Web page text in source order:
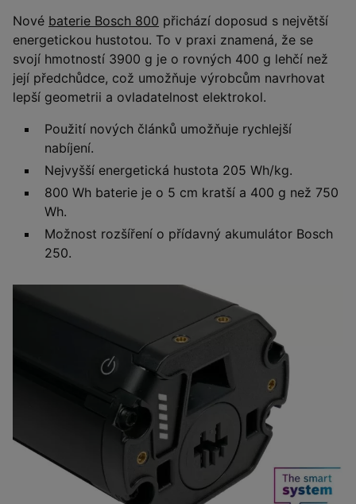
Nové baterie Bosch 800 přichází doposud s největší
energetickou hustotou. To v praxi znamená, že se
svojí hmotností 3900 g je o rovných 400 g lehčí než
její předchůdce, což umožňuje výrobcům navrhovat
lepší geometrii a ovladatelnost elektrokol.
Použití nových článků umožňuje rychlejší
nabíjení.
Nejvyšší energetická hustota 205 Wh/kg.
800 Wh baterie je o 5 cm kratší a 400 g než 750
Wh.
Možnost rozšíření o přídavný akumulátor Bosch
250.